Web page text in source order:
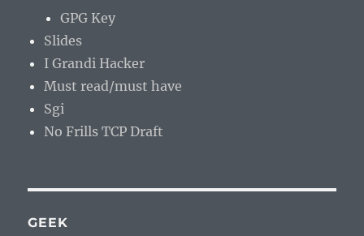
GPG Key
Slides
I Grandi Hacker
Must read/must have
Sgi
No Frills TCP Draft
GEEK